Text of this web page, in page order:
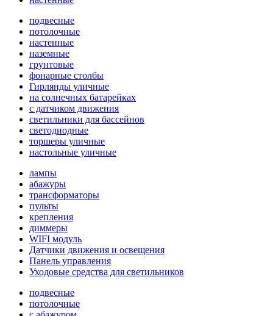
подвесные
потолочные
настенные
наземные
грунтовые
фонарные столбы
Гирлянды уличные
на солнечных батарейках
с датчиком движения
светильники для бассейнов
светодиодные
торшеры уличные
настольные уличные
лампы
абажуры
трансформаторы
пульты
крепления
диммеры
WIFI модуль
Датчики движения и освещения
Панель управления
Уходовые средства для светильников
подвесные
потолочные